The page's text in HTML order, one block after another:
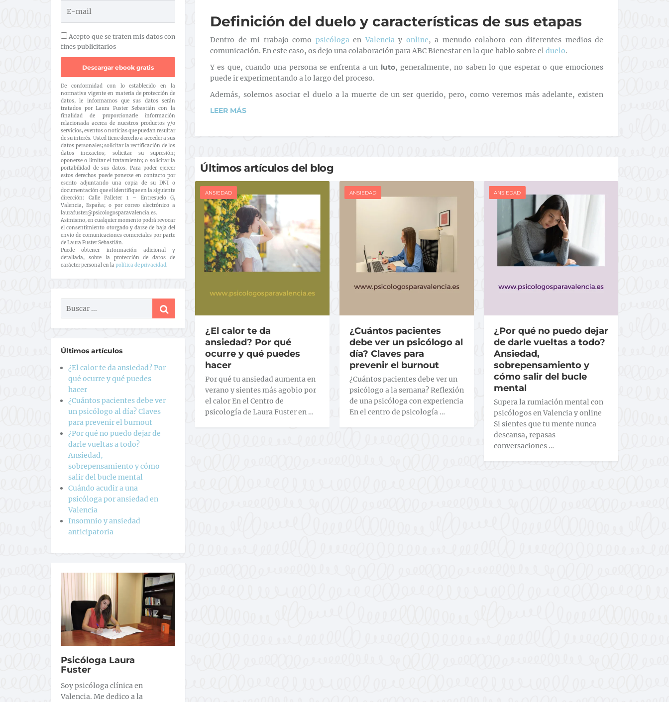
Definición del duelo y características de sus etapas
Dentro de mi trabajo como psicólogaen Valenciay online, a menudo colaboro con diferentes medios de
comunicación. En este caso, os dejo una colaboración para ABC Bienestar en la que hablo sobre elduelo.
Y es que, cuando una persona se enfrenta a un luto, generalmente, no saben lo que esperar o que emociones
puede ir experimentando a lo largo del proceso.
Además, solemos asociar el duelo a la muerte de un ser querido, pero, como veremos más adelante, existen
LEER MÁS
Últimos artículos del blog
ANSIEDAD
¿El calor te da
ansiedad? Por qué
ocurre y qué puedes
hacer
Por qué tu ansiedad aumenta en
verano y sientes más agobio por
el calor En el Centro de
psicología de Laura Fuster en …
ANSIEDAD
¿Cuántos pacientes
debe ver un psicólogo al
día? Claves para
prevenir el burnout
¿Cuántos pacientes debe ver un
psicólogo a la semana? Reflexión
de una psicóloga con experiencia
En el centro de psicología …
ANSIEDAD
¿Por qué no puedo dejar
de darle vueltas a todo?
Ansiedad,
sobrepensamiento y
cómo salir del bucle
mental
Supera la rumiación mental con
psicólogos en Valencia y online
Si sientes que tu mente nunca
descansa, repasas
conversaciones …
Acepto que se traten mis datos con
fines publicitarios
De conformidad con lo establecido en la
normativa vigente en materia de protección de
datos, le informamos que sus datos serán
tratados por Laura Fuster Sebastián con la
finalidad de proporcionarle información
relacionada acerca de nuestros productos y/o
servicios, eventos o noticias que puedan resultar
de su interés. Usted tiene derecho a acceder a sus
datos personales; solicitar la rectificación de los
datos inexactos; solicitar su supresión;
oponerse o limitar el tratamiento; o solicitar la
portabilidad de sus datos. Para poder ejercer
estos derechos puede ponerse en contacto por
escrito adjuntando una copia de su DNI o
documentación que el identifique en la siguiente
dirección: Calle Palleter 1 – Entresuelo G,
Valencia, España; o por correo electrónico a
laurafuster@psicologosparavalencia.es.
Asimismo, en cualquier momento podrá revocar
el consentimiento otorgado y darse de baja del
envío de comunicaciones comerciales por parte
de Laura Fuster Sebastián.
Puede obtener información adicional y
detallada, sobre la protección de datos de
carácter personal en la política de privacidad.
Últimos artículos
¿El calor te da ansiedad? Por
qué ocurre y qué puedes
hacer
¿Cuántos pacientes debe ver
un psicólogo al día? Claves
para prevenir el burnout
¿Por qué no puedo dejar de
darle vueltas a todo?
Ansiedad,
sobrepensamiento y cómo
salir del bucle mental
Cuándo acudir a una
psicóloga por ansiedad en
Valencia
Insomnio y ansiedad
anticipatoria
Psicóloga Laura
Fuster
Soy psicóloga clínica en
Valencia. Me dedico a la